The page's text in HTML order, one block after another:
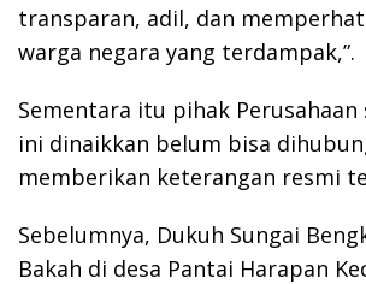
transparan, adil, dan
warga negara yang terdampak,”.
Sementara itu pihak
ini dinaikkan belum bisa
memberikan keterangan resmi
Sebelumnya, Dukuh Sungai
Bakah di desa Pantai Harapan